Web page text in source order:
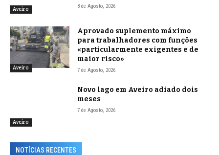
Aveiro 8 de Agosto, 2026
Aveiro
Aprovado suplemento máximo
para trabalhadores com funções
«particularmente exigentes e de
maior risco»
7 de Agosto, 2026
Aveiro
Novo lago em Aveiro adiado dois
meses
7 de Agosto, 2026
NOTÍCIAS RECENTES